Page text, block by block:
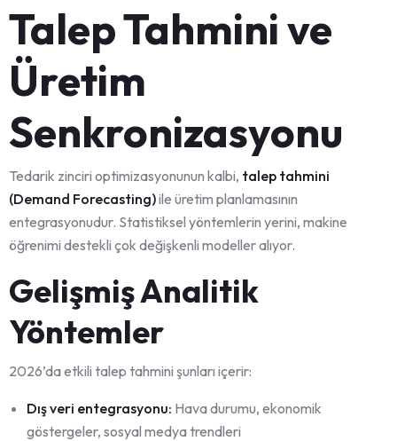
Talep Tahmini ve
Üretim
Senkronizasyonu
Tedarik zinciri optimizasyonunun kalbi, talep tahmini
(Demand Forecasting)ile üretim planlamasının
entegrasyonudur. Statistiksel yöntemlerin yerini, makine
öğrenimi destekli çok değişkenli modeller alıyor.
Gelişmiş Analitik
Yöntemler
2026’da etkili talep tahmini şunları içerir:
Dış veri entegrasyonu: Hava durumu, ekonomik
göstergeler, sosyal medya trendleri